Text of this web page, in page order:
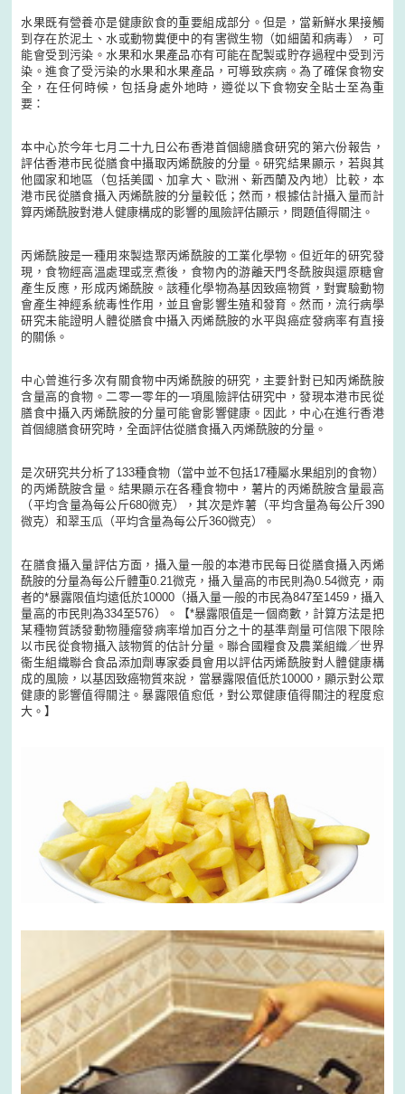
水果既有營養亦是健康飲食的重要組成部分。但是，當新鮮水果接觸
到存在於泥土、水或動物糞便中的有害微生物（如細菌和病毒），可
能會受到污染。水果和水果產品亦有可能在配製或貯存過程中受到污
染。進食了受污染的水果和水果產品，可導致疾病。為了確保食物安
全，在任何時候，包括身處外地時，遵從以下食物安全貼士至為重
要：
本中心於今年七月二十九日公布香港首個總膳食研究的第六份報告，
評估香港市民從膳食中攝取丙烯酰胺的分量。研究結果顯示，若與其
他國家和地區（包括美國、加拿大、歐洲、新西蘭及內地）比較，本
港市民從膳食攝入丙烯酰胺的分量較低；然而，根據估計攝入量而計
算丙烯酰胺對港人健康構成的影響的風險評估顯示，問題值得關注。
丙烯酰胺是一種用來製造聚丙烯酰胺的工業化學物。但近年的研究發
現，食物經高溫處理或烹煮後，食物內的游離天門冬酰胺與還原糖會
產生反應，形成丙烯酰胺。該種化學物為基因致癌物質，對實驗動物
會產生神經系統毒性作用，並且會影響生殖和發育。然而，流行病學
研究未能證明人體從膳食中攝入丙烯酰胺的水平與癌症發病率有直接
的關係。
中心曾進行多次有關食物中丙烯酰胺的研究，主要針對已知丙烯酰胺
含量高的食物。二零一零年的一項風險評估研究中，發現本港市民從
膳食中攝入丙烯酰胺的分量可能會影響健康。因此，中心在進行香港
首個總膳食研究時，全面評估從膳食攝入丙烯酰胺的分量。
是次研究共分析了133種食物（當中並不包括17種屬水果組別的食物）
的丙烯酰胺含量。結果顯示在各種食物中，薯片的丙烯酰胺含量最高
（平均含量為每公斤680微克），其次是炸薯（平均含量為每公斤390
微克）和翠玉瓜（平均含量為每公斤360微克）。
在膳食攝入量評估方面，攝入量一般的本港市民每日從膳食攝入丙烯
酰胺的分量為每公斤體重0.21微克，攝入量高的市民則為0.54微克，兩
者的*暴露限值均遠低於10000（攝入量一般的市民為847至1459，攝入
量高的市民則為334至576）。【*暴露限值是一個商數，計算方法是把
某種物質誘發動物腫瘤發病率增加百分之十的基準劑量可信限下限除
以市民從食物攝入該物質的估計分量。聯合國糧食及農業組織／世界
衞生組織聯合食品添加劑專家委員會用以評估丙烯酰胺對人體健康構
成的風險，以基因致癌物質來說，當暴露限值低於10000，顯示對公眾
健康的影響值得關注。暴露限值愈低，對公眾健康值得關注的程度愈
大。】